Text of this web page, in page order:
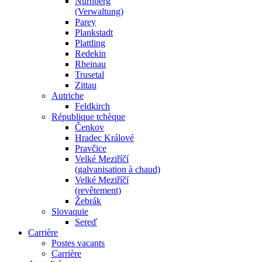
(Verwaltung)
Parey
Plankstadt
Plattling
Redekin
Rheinau
Trusetal
Zittau
Autriche
Feldkirch
République tchèque
Čenkov
Hradec Králové
Pravčice
Velké Meziříčí
(galvanisation à chaud)
Velké Meziříčí
(revêtement)
Žebrák
Slovaquie
Sereď
Carrière
Postes vacants
Carrière